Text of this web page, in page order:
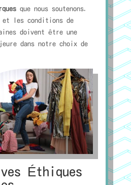
que nous soutenons.
et les conditions de
doivent être une
dans notre choix de
Éthiques